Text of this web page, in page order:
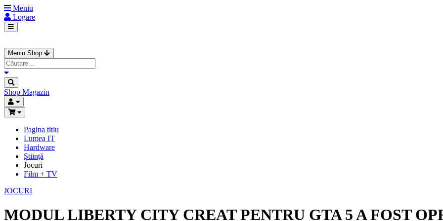
Meniu
Logare
Meniu Shop
Shop Magazin
Pagina titlu
Lumea IT
Hardware
Ştiinţă
Jocuri
Film + TV
JOCURI
MODUL LIBERTY CITY CREAT PENTRU GTA 5 A FOST